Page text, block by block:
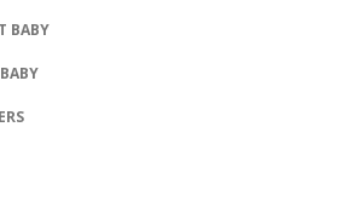
BABY